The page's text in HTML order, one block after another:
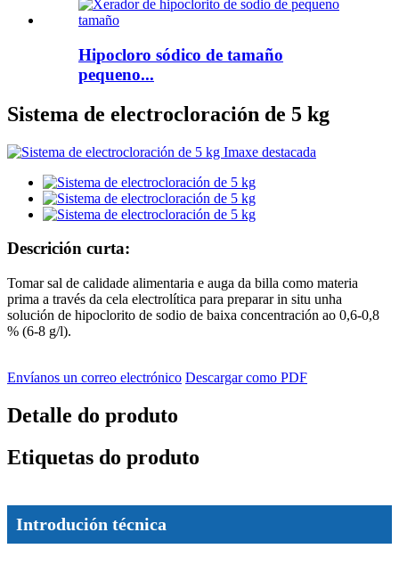
Hipocloro sódico de tamaño
pequeno...
Sistema de electrocloración de 5 kg
Descrición curta:
Tomar sal de calidade alimentaria e auga da billa como materia
prima a través da cela electrolítica para preparar in situ unha
solución de hipoclorito de sodio de baixa concentración ao 0,6-0,8
% (6-8 g/l).
Envíanos un correo electrónico Descargar como PDF
Detalle do produto
Etiquetas do produto
Introdución técnica